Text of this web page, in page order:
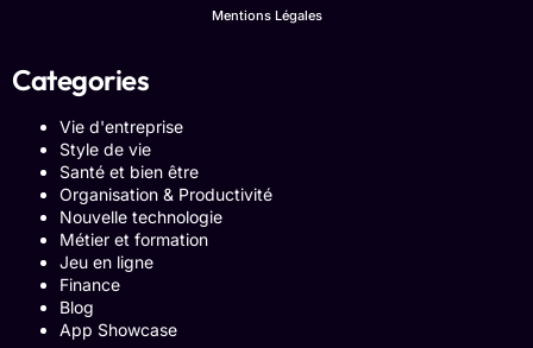
Mentions Légales
Categories
Vie d'entreprise
Style de vie
Santé et bien être
Organisation & Productivité
Nouvelle technologie
Métier et formation
Jeu en ligne
Finance
Blog
App Showcase